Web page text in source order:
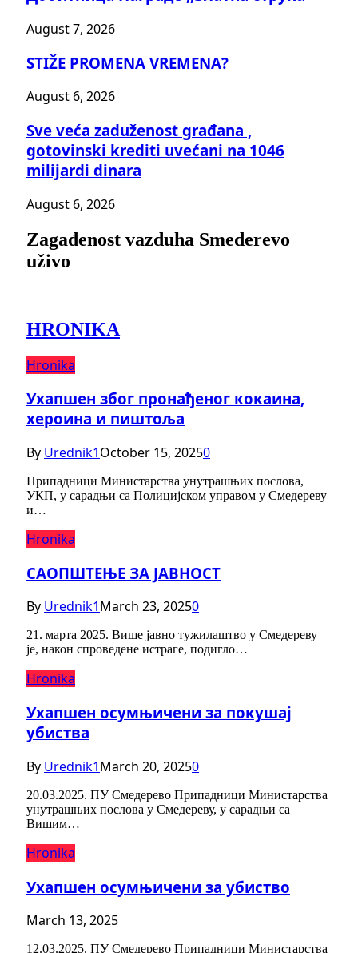
August 7, 2026
STIŽE PROMENA VREMENA?
August 6, 2026
Sve veća zaduženost građana ,
gotovinski krediti uvećani na 1046
milijardi dinara
August 6, 2026
Zagađenost vazduha Smederevo
uživo
HRONIKA
Hronika
Ухапшен због пронађеног кокаина,
хероина и пиштоља
By Urednik1October 15, 20250
Припадници Министарства унутрашњих послова,
УКП, у сарадњи са Полицијском управом у Смедереву
и…
Hronika
САОПШТЕЊЕ ЗА ЈАВНОСТ
By Urednik1March 23, 20250
21. марта 2025. Више јавно тужилаштво у Смедереву
је, након спроведене истраге, подигло…
Hronika
Ухапшен осумњичени за покушај
убиства
By Urednik1March 20, 20250
20.03.2025. ПУ Смедерево Припадници Министарства
унутрашњих послова у Смедереву, у сарадњи са
Вишим…
Hronika
Ухапшен осумњичени за убиство
March 13, 2025
12.03.2025. ПУ Смедерево Припадници Министарства